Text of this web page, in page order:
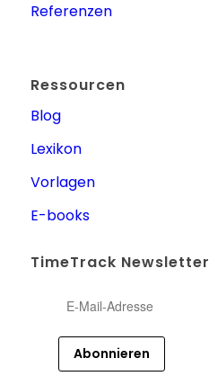
Referenzen
Ressourcen
Blog
Lexikon
Vorlagen
E-books
TimeTrack Newsletter